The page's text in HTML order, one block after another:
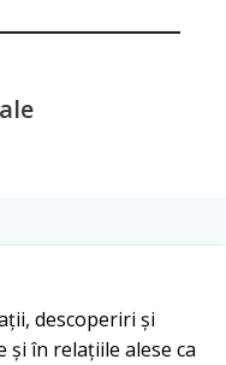
descoperiri și
în relațiile alese ca